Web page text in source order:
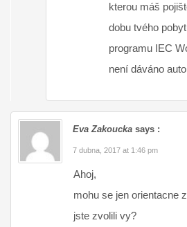
kterou máš
dobu tvého
programu IEC
není dáváno
Eva Zakoucka says :
7 dubna, 2017 at 1:46 pm
Ahoj,
mohu se jen orientacne
jste zvolili vy?